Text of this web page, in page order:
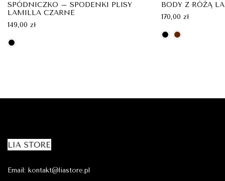
SPÓDNICZKO – SPODENKI PLISY
LAMILLA CZARNE
149,00 zł
BODY Z RÓŻĄ
170,00 zł
Email: kontakt@liastore.pl